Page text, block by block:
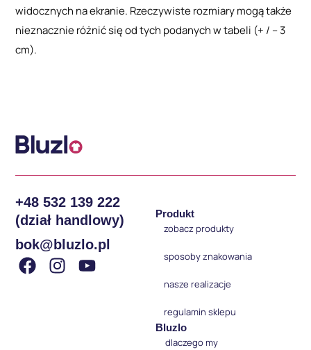
widocznych na ekranie. Rzeczywiste rozmiary mogą także
nieznacznie różnić się od tych podanych w tabeli (+ / – 3
cm).
+48 532 139 222
(dział handlowy)
bok@bluzlo.pl
Produkt
zobacz produkty
sposoby znakowania
nasze realizacje
regulamin sklepu
Bluzlo
dlaczego my